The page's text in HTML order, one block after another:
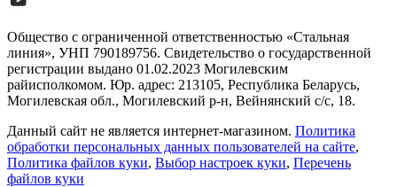
Общество с ограниченной ответственностью «Стальная
линия», УНП 790189756. Свидетельство о государственной
регистрации выдано 01.02.2023 Могилевским
райисполкомом. Юр. адрес: 213105, Республика Беларусь,
Могилевская обл., Могилевский р-н, Вейнянский с/с, 18.
Данный сайт не является интернет-магазином. Политика
обработки персональных данных пользователей на сайте,
Политика файлов куки, Выбор настроек куки, Перечень
файлов куки